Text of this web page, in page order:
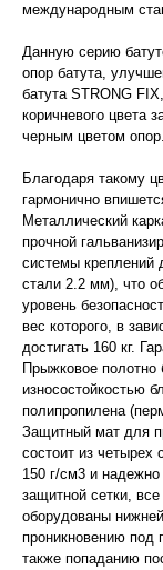
международным
Данную серию
опор батута,
батута STRONG
коричневого цвета
черным цветом опор.
Благодаря такому
гармонично
Металлический
прочной
системы креплений
стали 2.2 мм), что
уровень
вес которого, в
достигать 160 кг.
Прыжковое полотно
износостойкостью
полипропилена
Защитный мат для
состоит из
150 г/см3 и
защитной сетки,
оборудованы
проникновению под
также попаданию